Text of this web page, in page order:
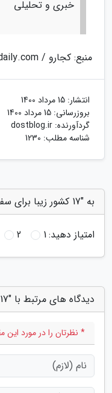
خبری و تحلیلی
منبع: کجارو / elitedaily.com
انتشار: 15 مرداد 1400
بروزرسانی: 15 مرداد 1400
گردآورنده: dostblog.ir
شناسه مطلب: 1230
به "17 کشور زیبا برای سفرهای ارزان" امتیاز دهید
امتیاز دهید:1
2
دیدگاه های مرتبط با "17 کشور زیبا برای سفرهای ارزان"
* نظرتان را در مورد این